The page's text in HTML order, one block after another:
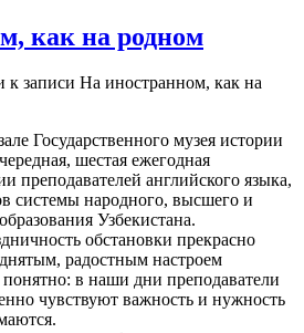
как на родном
к записи На иностранном, как на
Государственного музея истории
шестая ежегодная
преподавателей английского языка,
системы народного, высшего и
Узбекистана.
обстановки прекрасно
радостным настроем
в наши дни преподаватели
чувствуют важность и нужность